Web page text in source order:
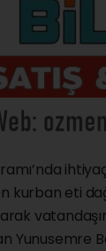
kurban eti
Yunusemre